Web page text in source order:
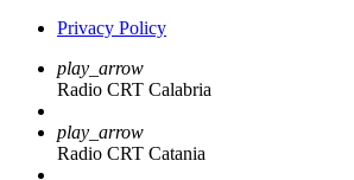
Privacy Policy
play_arrow
Radio CRT Calabria
play_arrow
Radio CRT Catania